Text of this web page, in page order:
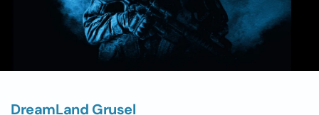
DreamLand Grusel